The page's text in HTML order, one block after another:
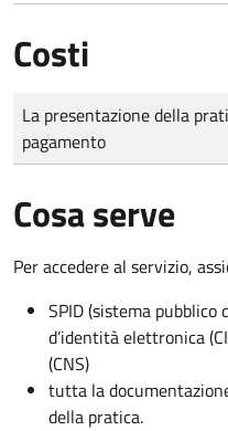
Costi
Tipo di pagamento
Importo
La presentazione della
pagamento
Cosa serve
Per accedere al servizio,
SPID (sistema
d’identità elettronica
(CNS)
tutta la
della pratica.